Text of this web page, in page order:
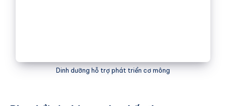
Dinh dưỡng hỗ trợ phát triển cơ mông